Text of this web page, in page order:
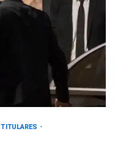
TITULARES